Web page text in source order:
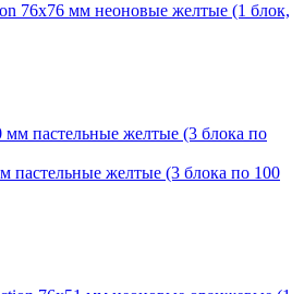
76x76 мм неоновые желтые (1 блок,
пастельные желтые (3 блока по 100